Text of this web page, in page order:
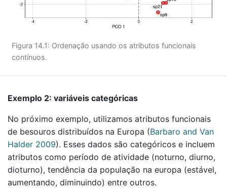
Figura 14.1: Ordenação usando os atributos funcionais
contínuos.
Exemplo 2: variáveis categóricas
No próximo exemplo, utilizamos atributos funcionais
de besouros distribuídos na Europa (Barbaro and Van
Halder 2009). Esses dados são categóricos e incluem
atributos como período de atividade (noturno, diurno,
dioturno), tendência da população na europa (estável,
aumentando, diminuindo) entre outros.